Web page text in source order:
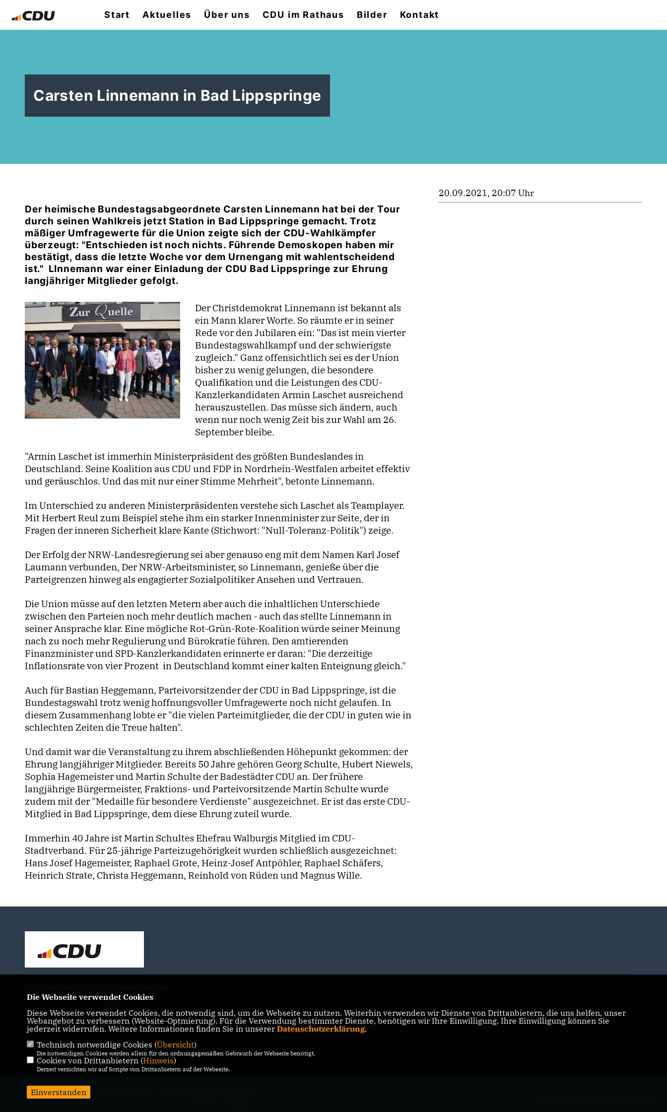
Start Aktuelles Über uns CDU im Rathaus Bilder Kontakt
Carsten Linnemann in Bad Lippspringe
Der heimische Bundestagsabgeordnete Carsten Linnemann hat bei der Tour
durch seinen Wahlkreis jetzt Station in Bad Lippspringe gemacht. Trotz
mäßiger Umfragewerte für die Union zeigte sich der CDU-Wahlkämpfer
überzeugt: "Entschieden ist noch nichts. Führende Demoskopen haben mir
bestätigt, dass die letzte Woche vor dem Urnengang mit wahlentscheidend
ist." LInnemann war einer Einladung der CDU Bad Lippspringe zur Ehrung
langjähriger Mitglieder gefolgt.
Der Christdemokrat Linnemann ist bekannt als
ein Mann klarer Worte. So räumte er in seiner
Rede vor den Jubilaren ein: "Das ist mein vierter
Bundestagswahlkampf und der schwierigste
zugleich." Ganz offensichtlich sei es der Union
bisher zu wenig gelungen, die besondere
Qualifikation und die Leistungen des CDU-
Kanzlerkandidaten Armin Laschet ausreichend
herauszustellen. Das müsse sich ändern, auch
wenn nur noch wenig Zeit bis zur Wahl am 26.
September bleibe.
"Armin Laschet ist immerhin Ministerpräsident des größten Bundeslandes in
Deutschland. Seine Koalition aus CDU und FDP in Nordrhein-Westfalen arbeitet effektiv
und geräuschlos. Und das mit nur einer Stimme Mehrheit", betonte Linnemann.
Im Unterschied zu anderen Ministerpräsidenten verstehe sich Laschet als Teamplayer.
Mit Herbert Reul zum Beispiel stehe ihm ein starker Innenminister zur Seite, der in
Fragen der inneren Sicherheit klare Kante (Stichwort: "Null-Toleranz-Politik") zeige.
Der Erfolg der NRW-Landesregierung sei aber genauso eng mit dem Namen Karl Josef
Laumann verbunden, Der NRW-Arbeitsminister, so Linnemann, genieße über die
Parteigrenzen hinweg als engagierter Sozialpolitiker Ansehen und Vertrauen.
Die Union müsse auf den letzten Metern aber auch die inhaltlichen Unterschiede
zwischen den Parteien noch mehr deutlich machen - auch das stellte Linnemann in
seiner Ansprache klar. Eine mögliche Rot-Grün-Rote-Koalition würde seiner Meinung
nach zu noch mehr Regulierung und Bürokratie führen. Den amtierenden
Finanzminister und SPD-Kanzlerkandidaten erinnerte er daran: "Die derzeitige
Inflationsrate von vier Prozent in Deutschland kommt einer kalten Enteignung gleich."
Auch für Bastian Heggemann, Parteivorsitzender der CDU in Bad Lippspringe, ist die
Bundestagswahl trotz wenig hoffnungsvoller Umfragewerte noch nicht gelaufen. In
diesem Zusammenhang lobte er "die vielen Parteimitglieder, die der CDU in guten wie in
schlechten Zeiten die Treue halten".
Und damit war die Veranstaltung zu ihrem abschließenden Höhepunkt gekommen: der
Ehrung langjähriger Mitglieder. Bereits 50 Jahre gehören Georg Schulte, Hubert Niewels,
Sophia Hagemeister und Martin Schulte der Badestädter CDU an. Der frühere
langjährige Bürgermeister, Fraktions- und Parteivorsitzende Martin Schulte wurde
zudem mit der "Medaille für besondere Verdienste" ausgezeichnet. Er ist das erste CDU-
Mitglied in Bad Lippspringe, dem diese Ehrung zuteil wurde.
Immerhin 40 Jahre ist Martin Schultes Ehefrau Walburgis Mitglied im CDU-
Stadtverband. Für 25-jährige Parteizugehörigkeit wurden schließlich ausgezeichnet:
Hans Josef Hagemeister, Raphael Grote, Heinz-Josef Antpöhler, Raphael Schäfers,
Heinrich Strate, Christa Heggemann, Reinhold von Rüden und Magnus Wille.
20.09.2021, 20:07 Uhr
uns, unsere Arbeit und Engagement vor Ort.
IMPRESSUM DATENSCHUTZ KONTAKT
@2026 CDU Stadtverband Bad Lippspringe - Vorsitzender Bastian Heggemann
Die Webseite verwendet Cookies
Diese Webseite verwendet Cookies, die notwendig sind, um die Webseite zu nutzen. Weiterhin verwenden wir Dienste von Drittanbietern, die uns helfen, unser
Webangebot zu verbessern (Website-Optmierung). Für die Verwendung bestimmter Dienste, benötigen wir Ihre Einwilligung. Ihre Einwilligung können Sie
jederzeit widerrufen. Weitere Informationen finden Sie in unserer Datenschutzerklärung.
Technisch notwendige Cookies (Übersicht)
Die notwendigen Cookies werden allein für den ordnungsgemäßen Gebrauch der Webseite benötigt.
Cookies von Drittanbietern (Hinweis)
Derzeit verzichten wir auf Scripte von Drittanbietern auf der Webseite.
Einverstanden